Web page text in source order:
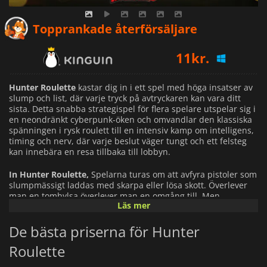
Topprankade återförsäljare
11kr.
Hunter Roulette kastar dig in i ett spel med höga insatser av
slump och list, där varje tryck på avtryckaren kan vara ditt
sista. Detta snabba strategispel för flera spelare utspelar sig i
en neondränkt cyberpunk-öken och omvandlar den klassiska
spänningen i rysk roulett till en intensiv kamp om intelligens,
timing och nerv, där varje beslut väger tungt och ett felsteg
kan innebära en resa tillbaka till lobbyn.
In Hunter Roulette, Spelarna turas om att avfyra pistoler som
slumpmässigt laddas med skarpa eller lösa skott. Överlever
man en tomhylsa överlever man en omgång till. Men
överlevnad handlar inte om tur, det handlar om strategi.
ut motståndarna, till exempel "Burst Mode" för ett förödande
dubbelskott eller "Maintenance Kit" för att öka skadan när det
gäller. Du måste också dra nytta av spelets Frenzy Point-
system, som gör att du kan slå tillbaka även vid noll hälsa för
Läs mer
De bästa priserna för Hunter
Roulette